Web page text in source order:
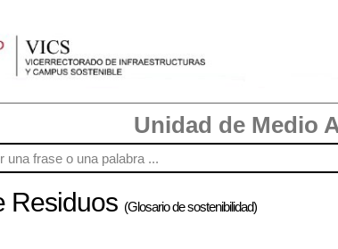
Unidad de Medio
Residuos (Glosario de sostenibilidad)